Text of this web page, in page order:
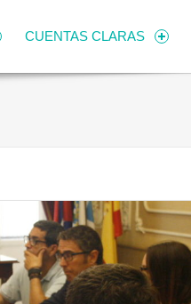
CUENTAS CLARAS